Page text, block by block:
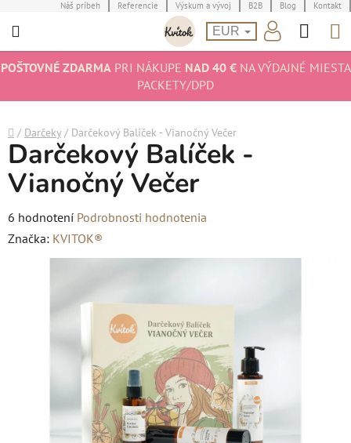
na
Náš príbeh Referencie Výskum a vývoj B2B Blog Kontakt
EUR
POŠTOVNÉ ZDARMAPRI NÁKUPE NAD 40 €NA VÝDAJNÉ MIESTA
PACKETY/DPD
Domov
/ Darčeky / Darčekový Balíček - Vianočný Večer
Darčekový Balíček -
Vianočný Večer
Priemerné
hodnotenie
produktu
6 hodnotení Podrobnosti hodnotenia
Značka: KVITOK®